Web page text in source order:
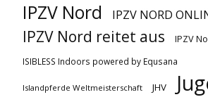
IPZV Nord IPZV NORD
IPZV Nord reitet aus IPZV
ISIBLESS Indoors powered by Equsana
Islandpferde Weltmeisterschaft JHV